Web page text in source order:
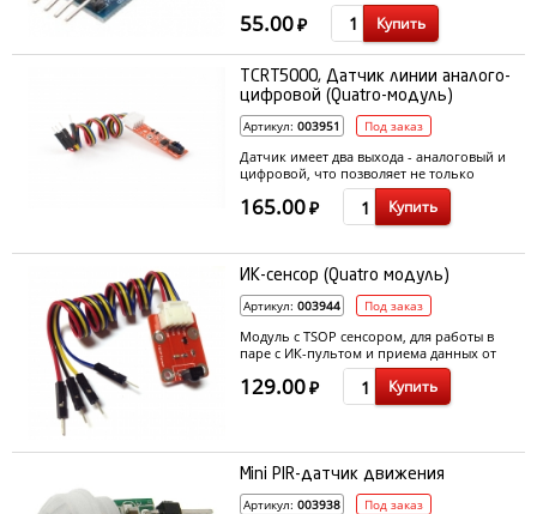
55.00₽ Купить
TCRT5000, Датчик линии аналого-
цифровой (Quatro-модуль)
Артикул: 003951 Под заказ
Датчик имеет два выхода - аналоговый и
цифровой, что позволяет не только
отличить черное от белого, но и видеть
градации серого. Обычно, датчик линии
устанавливается под днищем робота, как
крепления и подключения, датчик линии
выполнен на плате с одним крепежным
отверстием D 3мм. Это позволяет
ориентировать его под любым углом
165.00₽ Купить
ИК-сенсор (Quatro модуль)
Артикул: 003944 Под заказ
Модуль с TSOP сенсором, для работы в
паре с ИК-пультом и приема данных от
других устройств.
129.00₽ Купить
Mini PIR-датчик движения
Артикул: 003938 Под заказ